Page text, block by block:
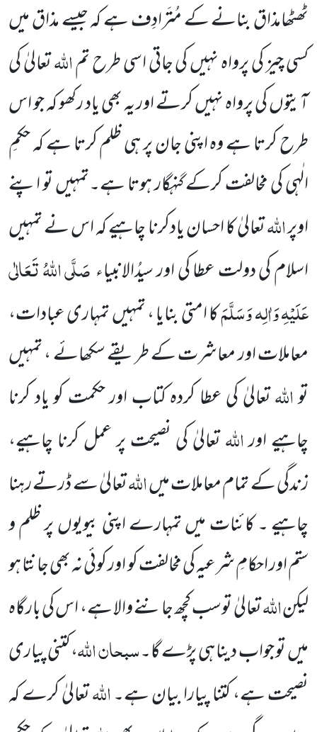
ٹھٹھامذاق بنانے کے مُتَرادِف ہے کہ جیسے مذاق میں
کسی چیز کی پرواہ نہیں کی جاتی اسی طرح تماللہتعالیٰ کی
آیتوں کی پرواہ نہیں کرتے اور یہ بھی یاد رکھو کہ جو اس
طرح کرتا ہے وہ اپنی جان پر ہی ظلم کرتا ہے کہ حکمِ
الٰہی کی مخالفت کرکے گنہگار ہوتا ہے۔تمہیں تو اپنے
اوپراللہتعالیٰ کا احسان یادکرنا چاہیے کہ اس نے تمہیں
اسلام کی دولت عطا کی اور سیدُالانبیاءصَلَّی اللہُ تَعَالٰی
عَلَیْہِ وَاٰلِہ وَسَلَّمَکا امتی بنایا ، تمہیں تمہاری عبادات،
معاملات اور معاشرت کے طریقے سکھائے ، تمہیں
تواللہتعالیٰ کی عطا کردہ کتاب اور حکمت کو یاد کرنا
چاہیے اوراللہتعالیٰ کی نصیحت پر عمل کرنا چاہیے،
زندگی کے تمام معاملات میںاللہتعالیٰ سے ڈرتے رہنا
چاہیے ۔ کائنات میں تمہارے اپنی بیویوں پر ظلم و
ستم اور احکامِ شرعیہ کی مخالفت کو اور کوئی نہ بھی جانتا ہو
لیکناللہتعالیٰ توسب کچھ جاننے والا ہے، اس کی بارگاہ
میں تو جواب دینا ہی پڑے گا۔سبحاناللہ، کتنی پیاری
نصیحت ہے، کتنا پیارا بیان ہے۔اللہتعالیٰ کرے کہ